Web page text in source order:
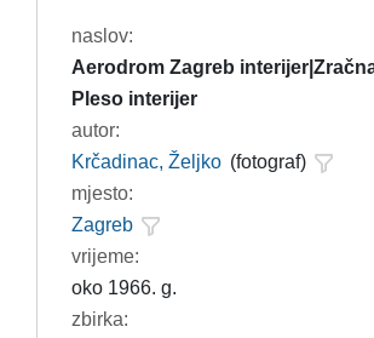
naslov:
Aerodrom Zagreb
Pleso interijer
autor:
Krčadinac, Željko (fotograf)
mjesto:
Zagreb
vrijeme:
oko 1966. g.
zbirka: